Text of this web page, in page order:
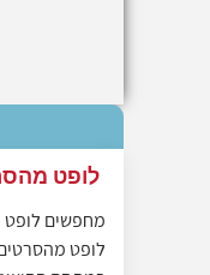
לופט
מחפשים לופט
לופט מהסרטים